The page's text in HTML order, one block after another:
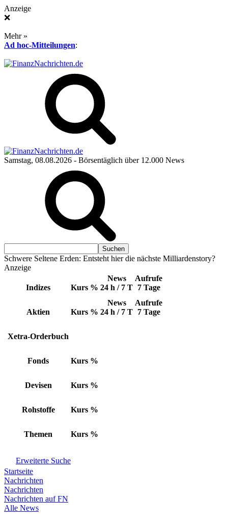
Anzeige
❌
Mehr »
Ad hoc-Mitteilungen:
Samstag, 08.08.2026 - Börsentäglich über 12.000 News
Schwere Seltene Erden: Entsteht hier die nächste Milliardenstory?
Anzeige
Indizes Kurs %
News
24 h / 7 T
Aufrufe
7 Tage
Aktien Kurs %
News
24 h / 7 T
Aufrufe
7 Tage
Xetra-Orderbuch
Fonds Kurs %
Devisen Kurs %
Rohstoffe Kurs %
Themen Kurs %
Erweiterte Suche
Startseite
Nachrichten
Nachrichten
Nachrichten auf FN
Alle News